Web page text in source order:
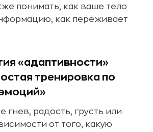
понимать, как ваше тело
как переживает
«адаптивности»
тренировка по
гнев, радость, грусть или
от того, какую